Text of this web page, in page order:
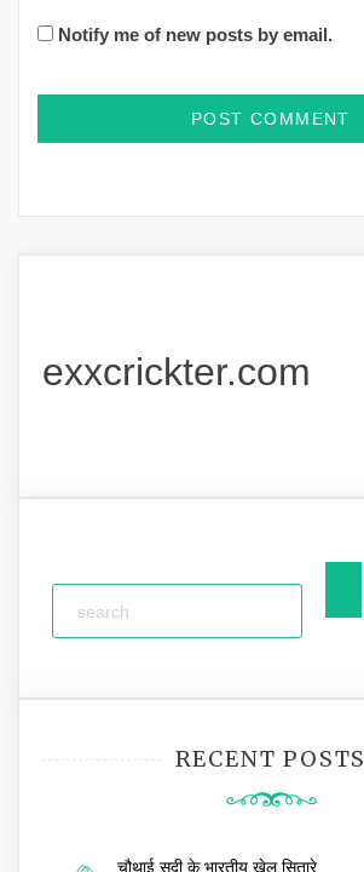
Notify me of new posts by email.
exxcrickter.com
RECENT POSTS
चौथाई सदी के भारतीय खेल सितारे